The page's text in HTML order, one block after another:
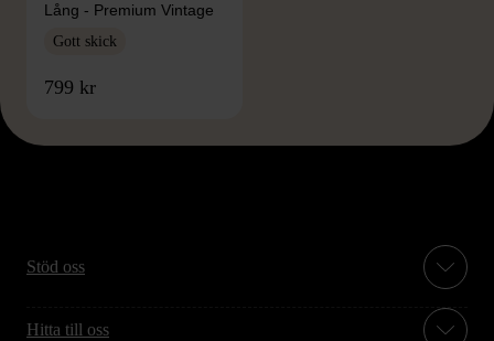
Lång - Premium Vintage
Gott skick
799 kr
Stöd oss
Hitta till oss